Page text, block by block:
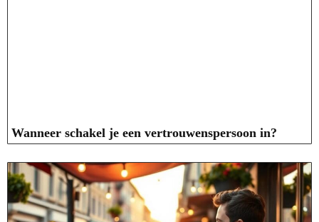
Wanneer schakel je een vertrouwenspersoon in?